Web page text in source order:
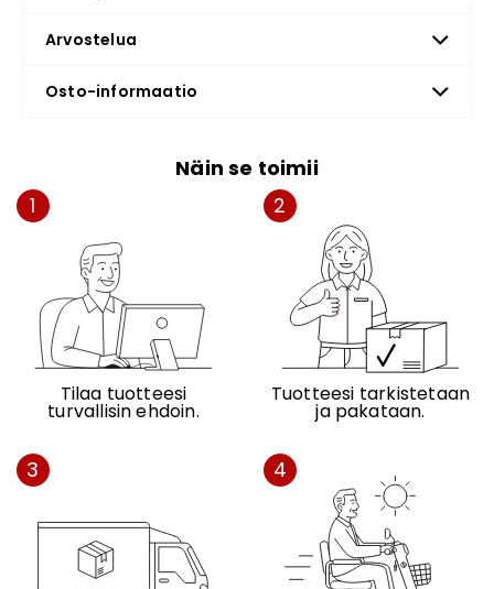
Arvostelua
Osto-informaatio
Näin se toimii
1
Tilaa tuotteesi
turvallisin ehdoin.
2
Tuotteesi tarkistetaan
ja pakataan.
3 4